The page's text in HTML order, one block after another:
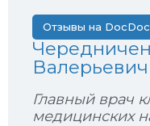
Отзывы на DocDoc
Валерьевич
Главный врач
медицинских